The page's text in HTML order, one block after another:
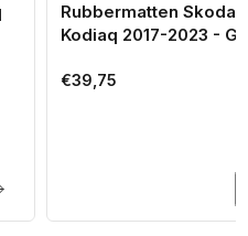
Rubbermatten Skoda
Kodiaq 2017-2023 -
Normale
€39,75